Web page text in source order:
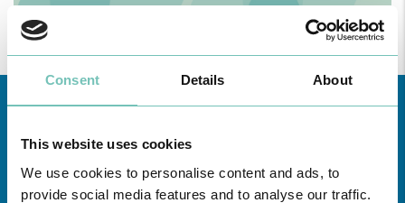
Consent Details About
This website uses cookies
We use cookies to personalise content and ads, to
provide social media features and to analyse our traffic.